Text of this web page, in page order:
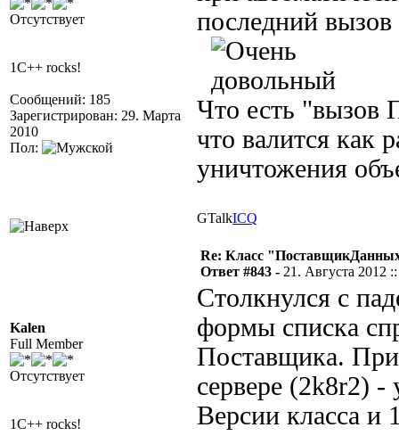
Отсутствует
1C++ rocks!
Сообщений: 185
Зарегистрирован: 29. Марта
2010
Пол:
последний вызов
Что есть "вызов
что валится как
уничтожения
GTalkICQ
Kalen
Full Member
Отсутствует
1C++ rocks!
Re: Класс
Ответ #843 - 21. Августа 2012
Столкнулся с
формы списка
Поставщика.
сервере (2k8r2)
Версии класса и